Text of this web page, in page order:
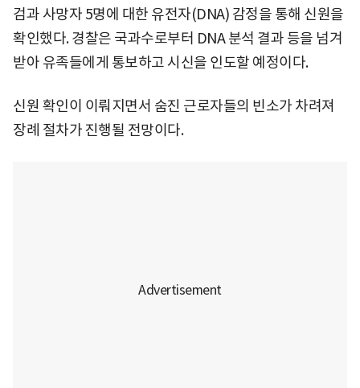
검과 사망자 5명에 대한 유전자(DNA) 감정을 통해 신원을
확인했다. 경찰은 국과수로부터 DNA 분석 결과 등을 넘겨
받아 유족들에게 통보하고 시신을 인도할 예정이다.
신원 확인이 이뤄지면서 숨진 근로자들의 빈소가 차려져
장례 절차가 진행될 전망이다.